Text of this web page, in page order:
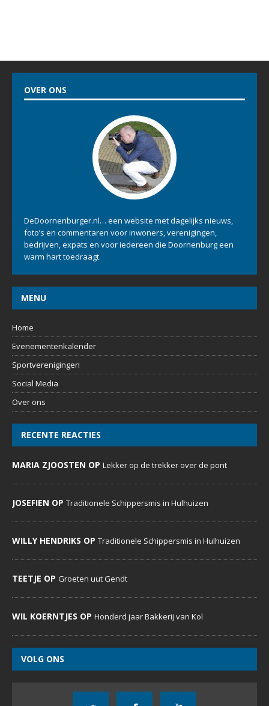
OVER ONS
DeDoornenburger.nl… een website met dagelijks nieuws,
foto’s en commentaren voor inwoners, verenigingen,
bedrijven, expats en voor iedereen die Doornenburg een
warm hart toedraagt.
MENU
Home
Evenementenkalender
Sportverenigingen
Social Media
Over ons
RECENTE REACTIES
MARIA ZJOOSTEN OP Lekker op de trekker over de pont
JOSEFIEN OP Traditionele Schippersmis in Hulhuizen
WILLY HENDRIKS OP Traditionele Schippersmis in Hulhuizen
TEETJE OP Groeten uut Gendt
WIL KOERNTJES OP Honderd jaar Bakkerij van Kol
VOLG ONS